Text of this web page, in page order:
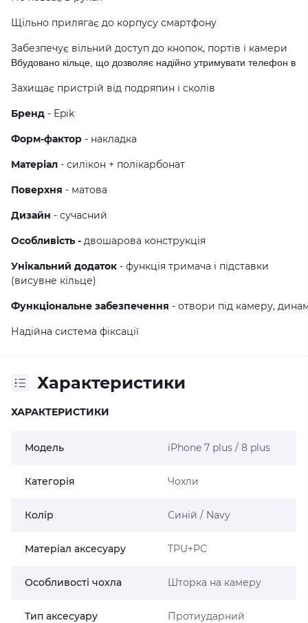
Щільно прилягає до корпусу смартфону
Забезпечує вільний доступ до кнопок, портів і камери
Вбудовано кільце, що дозволяє надійно утримувати телефон в
Захищає пристрій від подряпин і сколів
Бренд - Epik
Форм-фактор - накладка
Матеріал - силікон + полікарбонат
Поверхня - матова
Дизайн - сучасний
Особливість - двошарова конструкція
Унікальний додаток - функція тримача і підставки
(висувне кільце)
Функціональне забезпечення - отвори під камеру,
Надійна система фіксації
Характеристики
ХАРАКТЕРИСТИКИ
Модель iPhone 7 plus / 8 plus
Категорія Чохли
Колір Синій / Navy
Матеріал аксесуару TPU+PC
Особливості чохла Шторка на камеру
Тип аксесуару Протиударний